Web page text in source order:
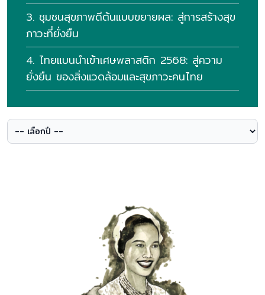
3. ชุมชนสุขภาพดีต้นแบบขยายผล: สู่การสร้างสุข
ภาวะที่ยั่งยืน
4. ไทยแบนนําเข้าเศษพลาสติก 2568: สู่ความ
ยั่งยืน ของสิ่งแวดล้อมและสุขภาวะคนไทย